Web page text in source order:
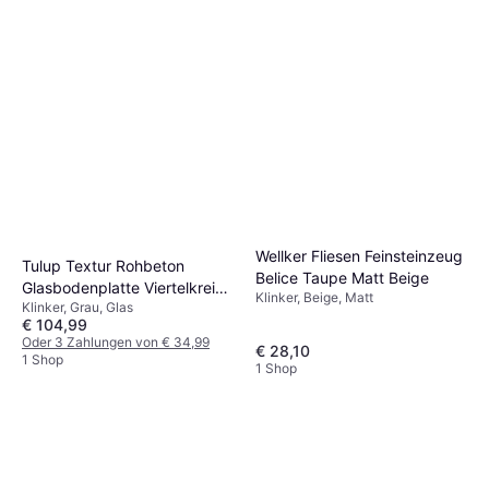
Tulup Textur Rohbeton
Glasbodenplatte Viertelkreis
100x100 cm
Klinker, Grau, Glas
€ 104,99
Oder 3 Zahlungen von € 34,99
1 Shop
Wellker Fliesen Feinsteinzeug
Belice Taupe Matt Beige
Klinker, Beige, Matt
€ 28,10
1 Shop